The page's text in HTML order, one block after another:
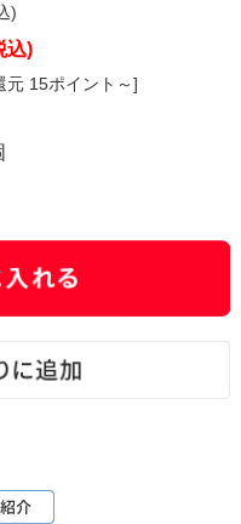
)
込)
元 15ポイント～]